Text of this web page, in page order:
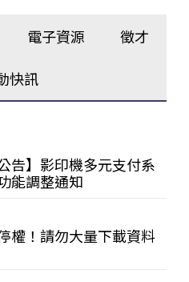
電子資源 徵才
快訊
告】影印機多元支付系
能調整通知
權！請勿大量下載資料